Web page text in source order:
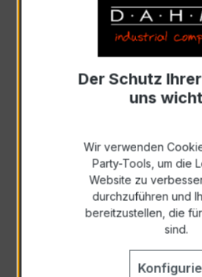
Auswahl zurücksetzen
35058
Zur
Anfrage
Als PDF
Der Schutz
uns
Wir verwenden
Party-Tools, um die
Website zu
durchzuführen und
bereitzustellen, die
sind.